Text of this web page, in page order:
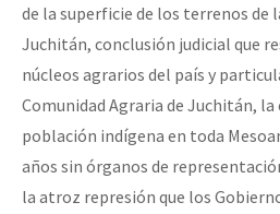
de la superficie de los terrenos de
Juchitán, conclusión judicial que
núcleos agrarios del país y
Comunidad Agraria de Juchitán, la
población indígena en toda
años sin órganos de
la atroz represión que los